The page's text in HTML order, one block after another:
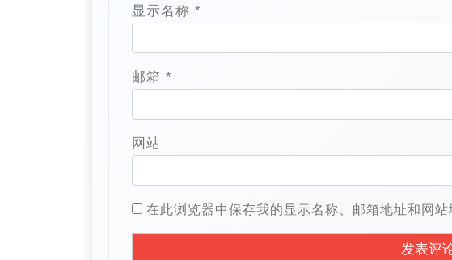
显示名称 *
邮箱 *
网站
在此浏览器中保存我的显示名称、邮箱地址和网站